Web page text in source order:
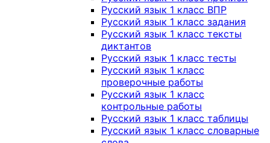
Русский язык 1 класс ВПР
Русский язык 1 класс задания
Русский язык 1 класс тексты
диктантов
Русский язык 1 класс тесты
Русский язык 1 класс
проверочные работы
Русский язык 1 класс
контрольные работы
Русский язык 1 класс таблицы
Русский язык 1 класс словарные